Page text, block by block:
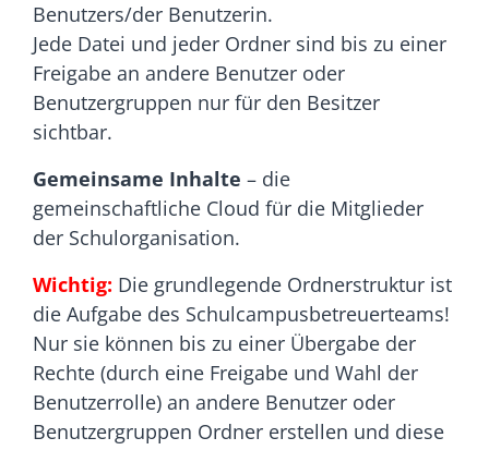
Benutzers/der Benutzerin.
Jede Datei und jeder Ordner sind bis zu einer
Freigabe an andere Benutzer oder
Benutzergruppen nur für den Besitzer
sichtbar.
Gemeinsame Inhalte – die
gemeinschaftliche Cloud für die Mitglieder
der Schulorganisation.
Wichtig: Die grundlegende Ordnerstruktur ist
die Aufgabe des Schulcampusbetreuerteams!
Nur sie können bis zu einer Übergabe der
Rechte (durch eine Freigabe und Wahl der
Benutzerrolle) an andere Benutzer oder
Benutzergruppen Ordner erstellen und diese